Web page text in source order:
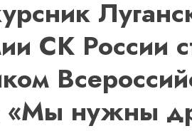
СК России
«Мы нужны